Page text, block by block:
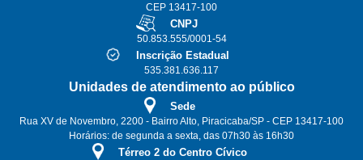
CEP 13417-100
CNPJ
50.853.555/0001-54
Inscrição Estadual
535.381.636.117
Unidades de atendimento ao público
Sede
Rua XV de Novembro, 2200 - Bairro Alto, Piracicaba/SP - CEP 13417-100
Horários: de segunda a sexta, das 07h30 às 16h30
Térreo 2 do Centro Cívico